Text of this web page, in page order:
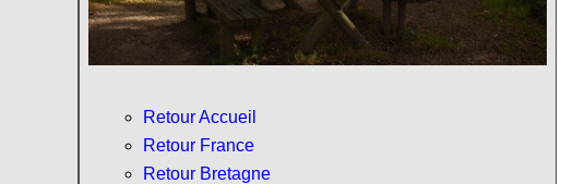
Retour Accueil
Retour France
Retour Bretagne